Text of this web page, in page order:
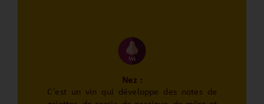
Nez :
C’est un vin qui développe des notes de